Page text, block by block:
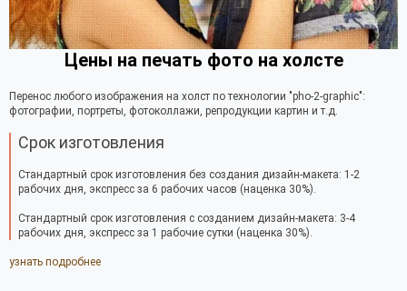
Цены на печать фото на холсте
Перенос любого изображения на холст по технологии "pho-2-graphic":
фотографии, портреты, фотоколлажи, репродукции картин и т.д.
Срок изготовления
Стандартный срок изготовления без создания дизайн-макета: 1-2
рабочих дня, экспресс за 6 рабочих часов (наценка 30%).
Стандартный срок изготовления с созданием дизайн-макета: 3-4
рабочих дня, экспресс за 1 рабочие сутки (наценка 30%).
узнать подробнее